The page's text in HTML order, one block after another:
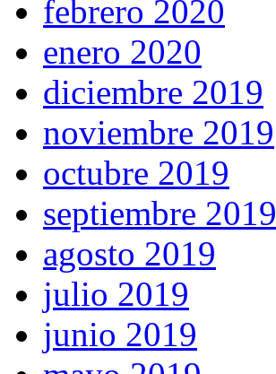
febrero 2020
enero 2020
diciembre 2019
noviembre 2019
octubre 2019
septiembre 2019
agosto 2019
julio 2019
junio 2019